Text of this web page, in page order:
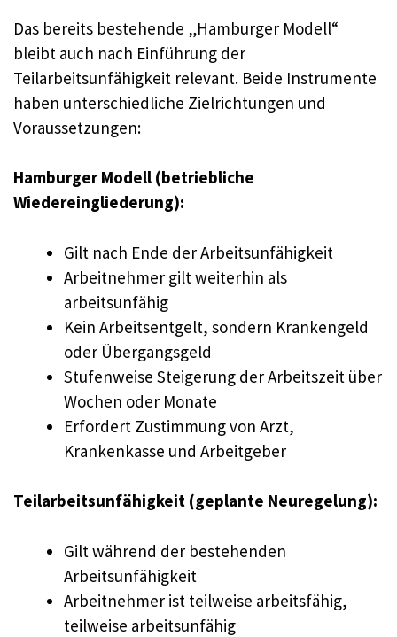
Das bereits bestehende „Hamburger Modell“
bleibt auch nach Einführung der
Teilarbeitsunfähigkeit relevant. Beide Instrumente
haben unterschiedliche Zielrichtungen und
Voraussetzungen:
Hamburger Modell (betriebliche
Wiedereingliederung):
Gilt nach Ende der Arbeitsunfähigkeit
Arbeitnehmer gilt weiterhin als
arbeitsunfähig
Kein Arbeitsentgelt, sondern Krankengeld
oder Übergangsgeld
Stufenweise Steigerung der Arbeitszeit über
Wochen oder Monate
Erfordert Zustimmung von Arzt,
Krankenkasse und Arbeitgeber
Teilarbeitsunfähigkeit (geplante Neuregelung):
Gilt während der bestehenden
Arbeitsunfähigkeit
Arbeitnehmer ist teilweise arbeitsfähig,
teilweise arbeitsunfähig